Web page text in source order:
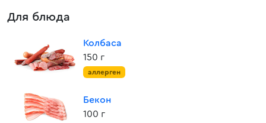
Для блюда
Колбаса
150 г
аллерген
Бекон
100 г